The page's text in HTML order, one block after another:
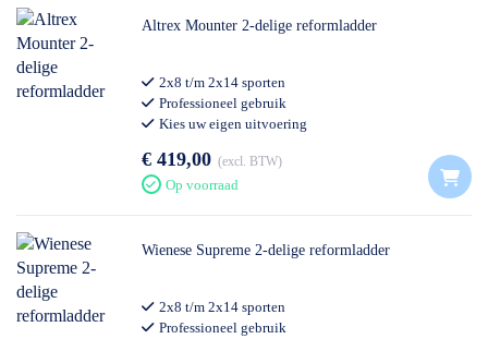
Altrex Mounter 2-delige reformladder
2x8 t/m 2x14 sporten
Professioneel gebruik
Kies uw eigen uitvoering
€ 419,00 excl. BTW
Op voorraad
Wienese Supreme 2-delige reformladder
2x8 t/m 2x14 sporten
Professioneel gebruik